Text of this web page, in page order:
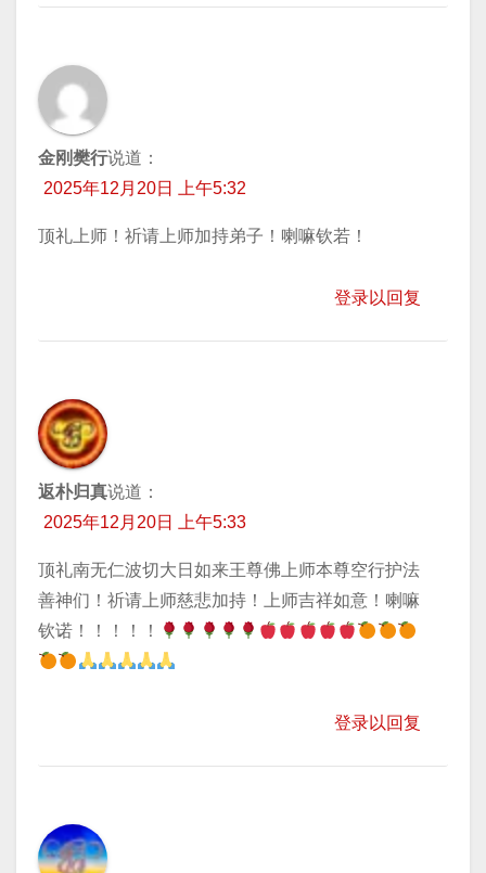
金刚樊行说道：
2025年12月20日 上午5:32
顶礼上师！祈请上师加持弟子！喇嘛钦若！
登录以回复
返朴归真说道：
2025年12月20日 上午5:33
顶礼南无仁波切大日如来王尊佛上师本尊空行护法
善神们！祈请上师慈悲加持！上师吉祥如意！喇嘛
钦诺！！！！！
登录以回复